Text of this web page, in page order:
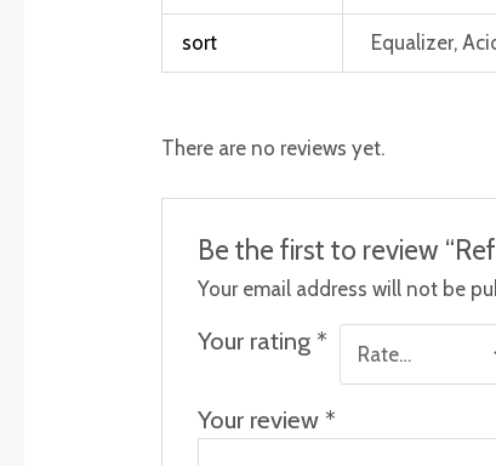
sort Equalizer,
There are no reviews yet.
Be the first to review
Your email address will not be
Your rating *
Your review *